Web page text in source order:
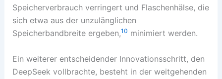
Speicherverbrauch verringert und Flaschenhälse, die
sich etwa aus der unzulänglichen
Speicherbandbreite ergeben,10 minimiert werden.
Ein weiterer entscheidender Innovationsschritt, den
DeepSeek vollbrachte, besteht in der weitgehenden